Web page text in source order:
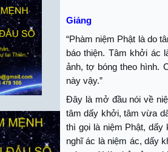
Giảng
“Phàm niệm Phật là do
báo thiện. Tâm khởi ác
ảnh, tợ bóng theo hình.
này vậy.”
Đây là mở đầu nói về
tâm dấy khởi, tâm vừa
thì gọi là niệm Phật,
nghĩ ác là niệm ác, dấy